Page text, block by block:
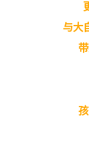
与大